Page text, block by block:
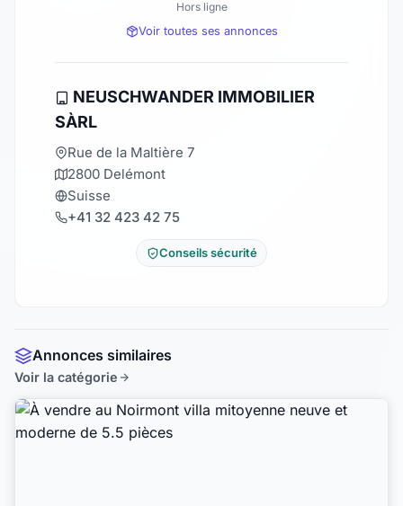
Hors ligne
Voir toutes ses annonces
NEUSCHWANDER IMMOBILIER
SÀRL
Rue de la Maltière 7
2800 Delémont
Suisse
+41 32 423 42 75
Conseils sécurité
Annonces similaires
Voir la catégorie